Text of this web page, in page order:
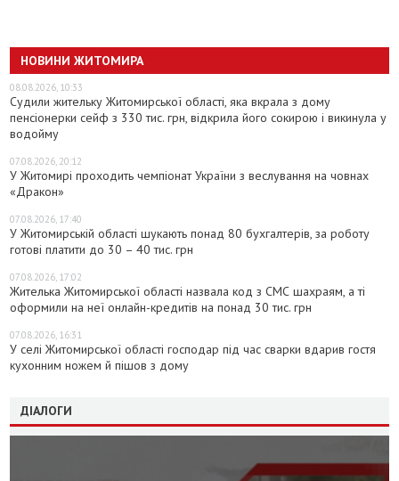
НОВИНИ ЖИТОМИРА
08.08.2026, 10:33
Судили жительку Житомирської області, яка вкрала з дому
пенсіонерки сейф з 330 тис. грн, відкрила його сокирою і викинула у
водойму
07.08.2026, 20:12
У Житомирі проходить чемпіонат України з веслування на човнах
«Дракон»
07.08.2026, 17:40
У Житомирській області шукають понад 80 бухгалтерів, за роботу
готові платити до 30 – 40 тис. грн
07.08.2026, 17:02
Жителька Житомирської області назвала код з СМС шахраям, а ті
оформили на неї онлайн-кредитів на понад 30 тис. грн
07.08.2026, 16:31
У селі Житомирської області господар під час сварки вдарив гостя
кухонним ножем й пішов з дому
ДІАЛОГИ